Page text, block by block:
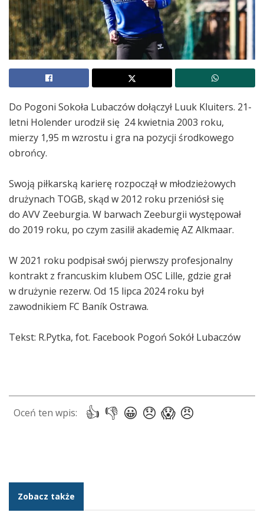
Do Pogoni Sokoła Lubaczów dołączył Luuk Kluiters. 21-
letni Holender urodził się 24 kwietnia 2003 roku,
mierzy 1,95 m wzrostu i gra na pozycji środkowego
obrońcy.
Swoją piłkarską karierę rozpoczął w młodzieżowych
drużynach TOGB, skąd w 2012 roku przeniósł się
do AVV Zeeburgia. W barwach Zeeburgii występował
do 2019 roku, po czym zasilił akademię AZ Alkmaar.
W 2021 roku podpisał swój pierwszy profesjonalny
kontrakt z francuskim klubem OSC Lille, gdzie grał
w drużynie rezerw. Od 15 lipca 2024 roku był
zawodnikiem FC Baník Ostrawa.
Tekst: R.Pytka, fot. Facebook Pogoń Sokół Lubaczów
Zobacz także